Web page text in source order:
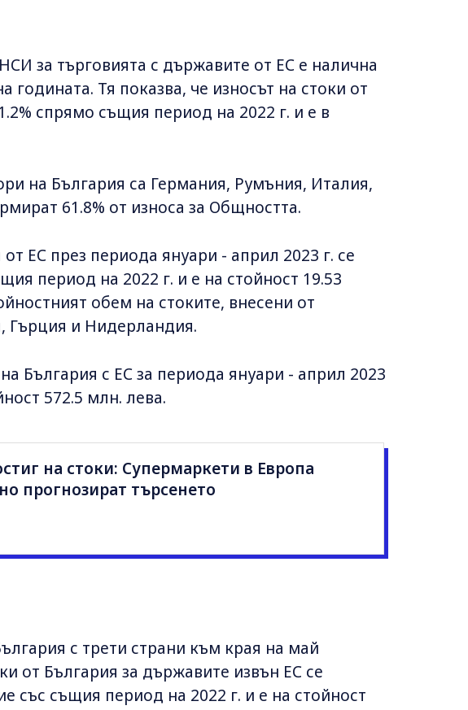
за търговията с държавите от ЕС е налична
годината. Тя показва, че износът на стоки от
спрямо същия период на 2022 г. и е в
на България са Германия, Румъния, Италия,
61.8% от износа за Общността.
ЕС през периода януари - април 2023 г. се
период на 2022 г. и е на стойност 19.53
обем на стоките, внесени от
Гърция и Нидерландия.
България с ЕС за периода януари - април 2023
572.5 млн. лева.
на стоки: Супермаркети в Европа
прогнозират търсенето
с трети страни към края на май
от България за държавите извън ЕС се
със същия период на 2022 г. и е на стойност